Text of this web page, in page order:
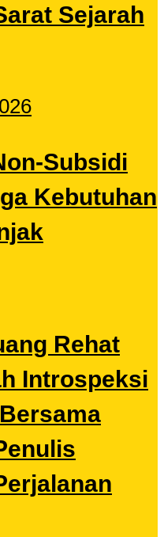
Sejarah
Subsidi
Kebutuhan
Rehat
Introspeksi